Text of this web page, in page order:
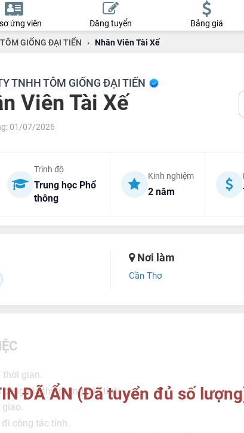
ứng viên Đăng tuyển Bảng giá
GIỐNG ĐẠI TIẾN › Nhân Viên Tài Xế
TNHH TÔM GIỐNG ĐẠI TIẾN
Viên Tài Xế
01/07/2026
Trình độ
Trung học Phổ
thông
Kinh nghiệm
2 năm
Nơi làm
Cần Thơ
ĐÃ ẨN (Đã tuyển đủ số
thời gian.
công tác thị trường các tỉnh.
giao.
công tác tỉnh.